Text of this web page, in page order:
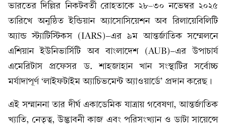
ভারতের দিল্লির নিকটবর্তী রোহতাকে ২৮–৩০ নভেম্বর ২০২৫
তারিখে অনুষ্ঠিত ইন্ডিয়ান অ্যাসোসিয়েশন অব রিলায়েবিলিটি
অ্যান্ড স্ট্যাটিস্টিকস (IARS)-এর ৯ম আন্তর্জাতিক সম্মেলনে
এশিয়ান ইউনিভার্সিটি অব বাংলাদেশ (AUB)-এর উপাচার্য
এমেরিটাস প্রফেসর ড. শাহজাহান খান সংস্থাটির সর্বোচ্চ
মর্যাদাপূর্ণ ‘লাইফটাইম অ্যাচিভমেন্ট অ্যাওয়ার্ডে’ প্রদান করেছ।
এই সম্মাননা তার দীর্ঘ একাডেমিক যাত্রায় গবেষণা, আন্তর্জাতিক
খ্যাতি, নেতৃত্ব, উদ্ভাবনী কাজ এবং পরিসংখ্যান ও ডাটা সায়েন্সে